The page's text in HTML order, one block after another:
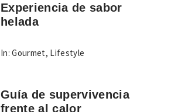
Experiencia de sabor
helada
In: Gourmet, Lifestyle
Guía de supervivencia
frente al calor